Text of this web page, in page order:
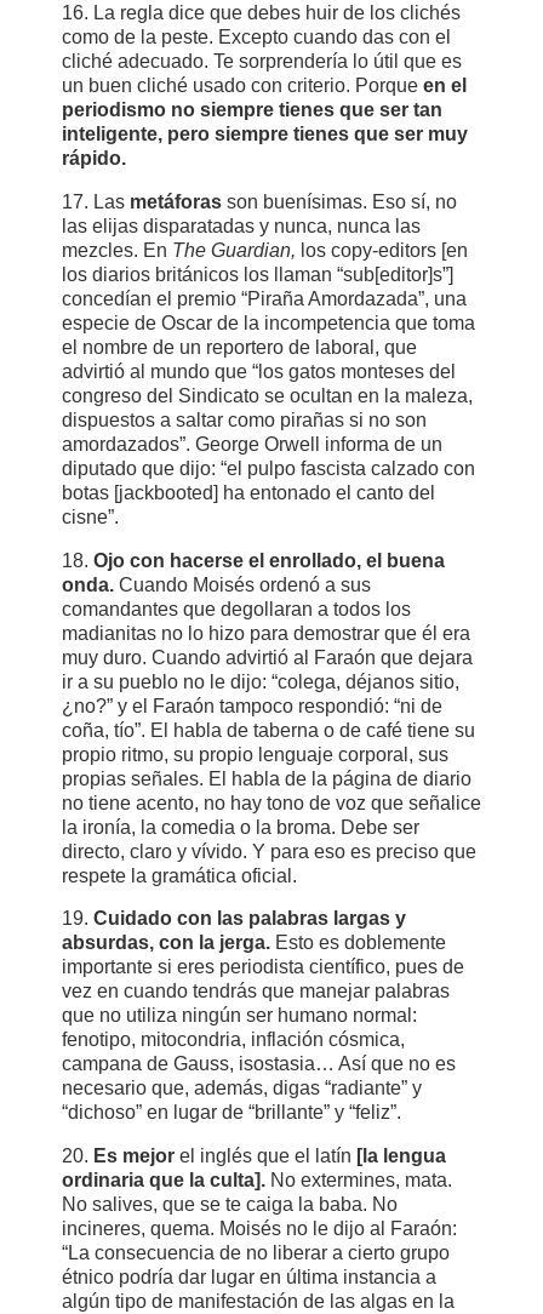
16. La regla dice que debes huir de los clichés
como de la peste. Excepto cuando das con el
cliché adecuado. Te sorprendería lo útil que es
un buen cliché usado con criterio. Porque en el
periodismo no siempre tienes que ser tan
inteligente, pero siempre tienes que ser muy
rápido.
17. Las metáforas son buenísimas. Eso sí, no
las elijas disparatadas y nunca, nunca las
mezcles. En The Guardian, los copy-editors [en
los diarios británicos los llaman “sub[editor]s”]
concedían el premio “Piraña Amordazada”, una
especie de Oscar de la incompetencia que toma
el nombre de un reportero de laboral, que
advirtió al mundo que “los gatos monteses del
congreso del Sindicato se ocultan en la maleza,
dispuestos a saltar como pirañas si no son
amordazados”. George Orwell informa de un
diputado que dijo: “el pulpo fascista calzado con
botas [jackbooted] ha entonado el canto del
cisne”.
18. Ojo con hacerse el enrollado, el buena
onda. Cuando Moisés ordenó a sus
comandantes que degollaran a todos los
madianitas no lo hizo para demostrar que él era
muy duro. Cuando advirtió al Faraón que dejara
ir a su pueblo no le dijo: “colega, déjanos sitio,
¿no?” y el Faraón tampoco respondió: “ni de
coña, tío”. El habla de taberna o de café tiene su
propio ritmo, su propio lenguaje corporal, sus
propias señales. El habla de la página de diario
no tiene acento, no hay tono de voz que señalice
la ironía, la comedia o la broma. Debe ser
directo, claro y vívido. Y para eso es preciso que
respete la gramática oficial.
19. Cuidado con las palabras largas y
absurdas, con la jerga. Esto es doblemente
importante si eres periodista científico, pues de
vez en cuando tendrás que manejar palabras
que no utiliza ningún ser humano normal:
fenotipo, mitocondria, inflación cósmica,
campana de Gauss, isostasia… Así que no es
necesario que, además, digas “radiante” y
“dichoso” en lugar de “brillante” y “feliz”.
20. Es mejor el inglés que el latín [la lengua
ordinaria que la culta]. No extermines, mata.
No salives, que se te caiga la baba. No
incineres, quema. Moisés no le dijo al Faraón:
“La consecuencia de no liberar a cierto grupo
étnico podría dar lugar en última instancia a
algún tipo de manifestación de las algas en la